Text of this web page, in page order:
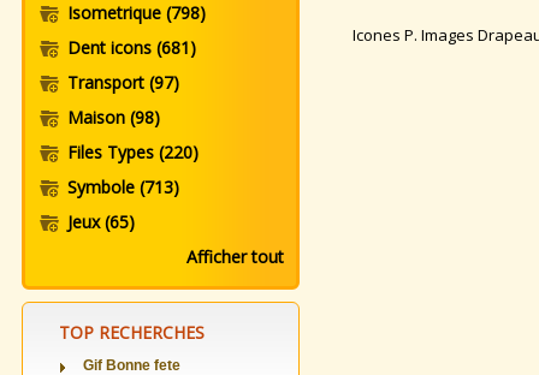
Isometrique (798)
Dent icons (681)
Transport (97)
Maison (98)
Files Types (220)
Symbole (713)
Jeux(65)
Afficher tout
TOP RECHERCHES
Gif Bonne fete
Icones P. Images